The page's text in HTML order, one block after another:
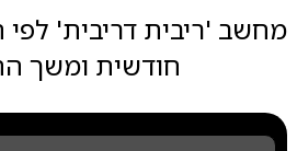
מחשב 'ריבית דריבית'
חודשית ומשך